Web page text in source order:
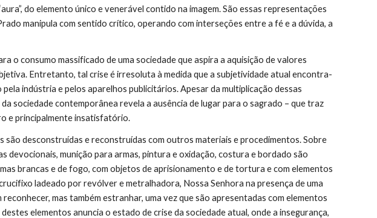
do elemento único e venerável contido na imagem. São essas representações
manipula com sentido crítico, operando com interseções entre a fé e a dúvida, a
o consumo massificado de uma sociedade que aspira a aquisição de valores
Entretanto, tal crise é irresoluta à medida que a subjetividade atual encontra-
indústria e pelos aparelhos publicitários. Apesar da multiplicação dessas
sociedade contemporânea revela a ausência de lugar para o sagrado – que traz
e principalmente insatisfatório.
são desconstruídas e reconstruídas com outros materiais e procedimentos. Sobre
devocionais, munição para armas, pintura e oxidação, costura e bordado são
brancas e de fogo, com objetos de aprisionamento e de tortura e com elementos
ladeado por revólver e metralhadora, Nossa Senhora na presença de uma
mas também estranhar, uma vez que são apresentadas com elementos
elementos anuncia o estado de crise da sociedade atual, onde a insegurança,